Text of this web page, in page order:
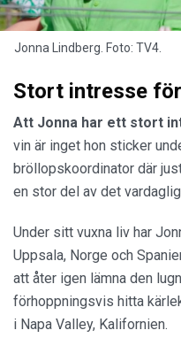
Jonna Lindberg. Foto: TV4.
Stort intresse
Att Jonna har ett stort
vin är inget hon sticker
bröllopskoordinator där
en stor del av det
Under sitt vuxna liv har
Uppsala, Norge och
att åter igen lämna den
förhoppningsvis hitta
i Napa Valley, Kalifornien.